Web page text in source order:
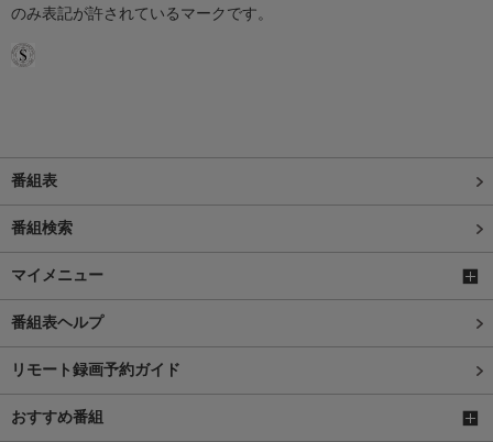
のみ表記が許されているマークです。
番組表
番組検索
マイメニュー
番組表ヘルプ
リモート録画予約ガイド
おすすめ番組